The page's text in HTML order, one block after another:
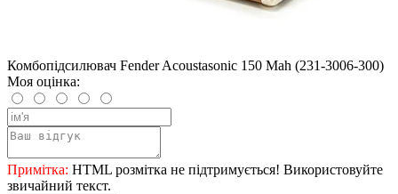
Комбопідсилювач Fender Acoustasonic 150 Mah (231-3006-300)
Моя оцінка:
Примітка: HTML розмітка не підтримується! Використовуйте
звичайний текст.